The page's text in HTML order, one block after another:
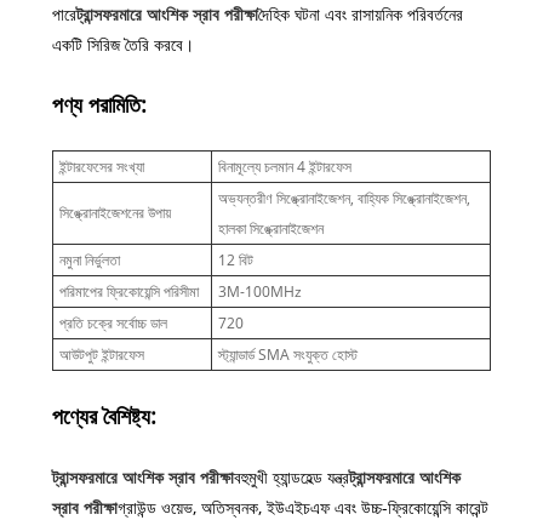
পারেট্রান্সফরমারে আংশিক স্রাব পরীক্ষাদৈহিক ঘটনা এবং রাসায়নিক পরিবর্তনের
একটি সিরিজ তৈরি করবে।
পণ্য পরামিতি:
ইন্টারফেসের সংখ্যা বিনামূল্যে চলমান 4 ইন্টারফেস
সিঙ্ক্রোনাইজেশনের উপায়
অভ্যন্তরীণ সিঙ্ক্রোনাইজেশন, বাহ্যিক সিঙ্ক্রোনাইজেশন,
হালকা সিঙ্ক্রোনাইজেশন
নমুনা নির্ভুলতা
12 বিট
পরিমাপের ফ্রিকোয়েন্সি পরিসীমা
3M-100MHz
প্রতি চক্রে সর্বোচ্চ ডাল
720
আউটপুট ইন্টারফেস
স্ট্যান্ডার্ড SMA সংযুক্ত হোস্ট
পণ্যের বৈশিষ্ট্য:
ট্রান্সফরমারে আংশিক স্রাব পরীক্ষাবহুমুখী হ্যান্ডহেল্ড যন্ত্রট্রান্সফরমারে আংশিক
স্রাব পরীক্ষাগ্রাউন্ড ওয়েভ, অতিস্বনক, ইউএইচএফ এবং উচ্চ-ফ্রিকোয়েন্সি কারেন্ট